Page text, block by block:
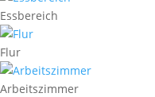
Essbereich
Flur
Arbeitszimmer